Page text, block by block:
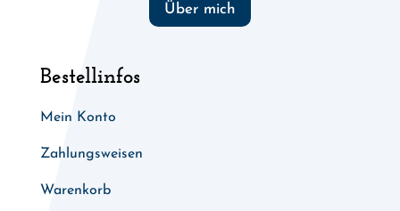
Über mich
Bestellinfos
Mein Konto
Zahlungsweisen
Warenkorb